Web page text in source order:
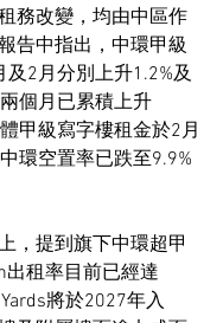
務改變，均由中區作
告中指出，中環甲級
及2月分別上升1.2%及
個月已累積上升
甲級寫字樓租金於2月
環空置率已跌至9.9%
，提到旗下中環超甲
出租率目前已經達
將於2027年入